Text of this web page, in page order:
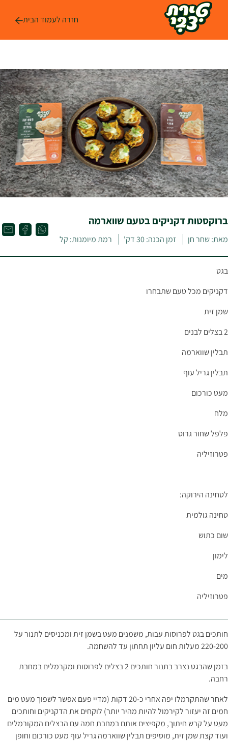
חזרה לעמוד הבית
ברוקסטות דקניקים בטעם שווארמה
מאת: שחר חן זמן הכנה: 30 דק' רמת מיומנות: קל
בגט
דקניקים מכל טעם שתבחרו
שמן זית
2 בצלים לבנים
תבלין שווארמה
תבלין גריל עוף
מעט כורכום
מלח
פלפל שחור גרוס
פטרוזיליה
לטחינה הירוקה:
טחינה גולמית
שום כתוש
לימון
מים
פטרוזיליה
חותכים בגט לפרוסות עבות, משמנים מעט בשמן זית ומכניסים לתנור על
220-200 מעלות חום עליון תחתון עד להשחמה.
בזמן שהבגט נצרב בתנור חותכים 2 בצלים לפרוסות ומקרמלים במחבת
רחבה.
לאחר שהתקרמלו יפה אחרי כ-20 דקות (מדיי פעם אפשר לשפוך מעט מים
חמים זה יעזור לקירמול להיות מהיר יותר) לוקחים את הדקניקים וחותכים
מעט על קרש חיתוך, מקפיצים אותם במחבת חמה עם הבצלים המקורמלים
ועוד קצת שמן זית, מוסיפים תבלין שווארמה גריל עוף מעט כורכום וחופן